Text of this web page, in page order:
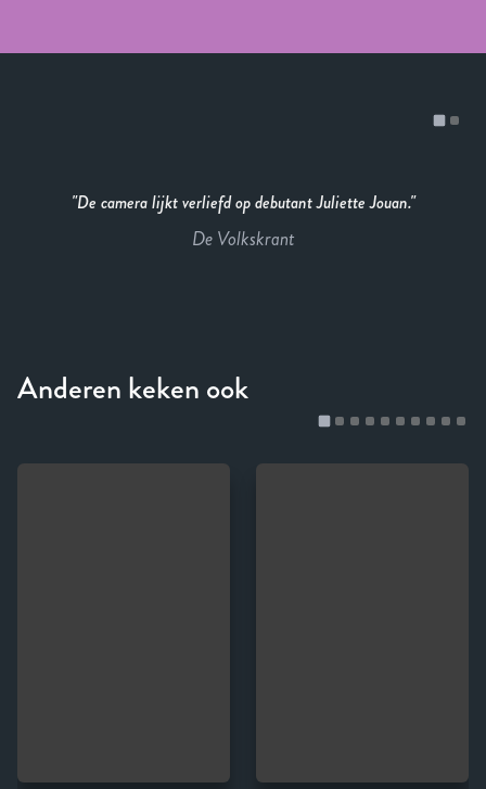
De camera lijkt verliefd op debutant Juliette Jouan.
De Volkskrant